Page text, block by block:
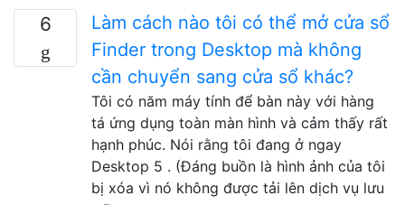
6
Làm cách nào tôi có thể mở cửa sổ
Finder trong Desktop mà không
cần chuyển sang cửa sổ khác?
Tôi có năm máy tính để bàn này với hàng
tá ứng dụng toàn màn hình và cảm thấy rất
hạnh phúc. Nói rằng tôi đang ở ngay
Desktop 5 . (Đáng buồn là hình ảnh của tôi
bị xóa vì nó không được tải lên dịch vụ lưu